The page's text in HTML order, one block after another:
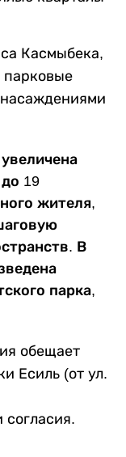
Касмыбека,
парковые
19
жителя,
В
парка,
обещает
Есиль (от ул.